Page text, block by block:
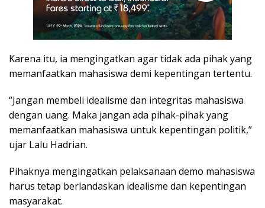
Karena itu, ia mengingatkan agar tidak ada pihak yang
memanfaatkan mahasiswa demi kepentingan tertentu.
“Jangan membeli idealisme dan integritas mahasiswa
dengan uang. Maka jangan ada pihak-pihak yang
memanfaatkan mahasiswa untuk kepentingan politik,”
ujar Lalu Hadrian.
Pihaknya mengingatkan pelaksanaan demo mahasiswa
harus tetap berlandaskan idealisme dan kepentingan
masyarakat.